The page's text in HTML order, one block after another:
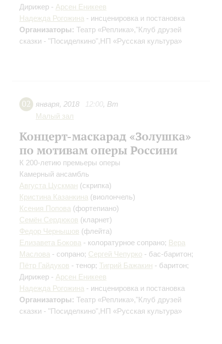
Дирижер - Арсен Еникеев
Надежда Рогожина - инсценировка и постановка
Организаторы: Театр «Реплика»,"Клуб друзей
сказки - "Посиделкино",НП «Русская культура»
02 января, 2018 12:00, Вт
Малый зал
Концерт-маскарад «Золушка»
по мотивам оперы Россини
К 200-летию премьеры оперы
Камерный ансамбль
Августа Цускман (скрипка)
Кристина Казанкина (виолончель)
Ксения Попова (фортепиано)
Семён Сердюков (кларнет)
Федор Чернышов (флейта)
Елизавета Бокова - колоратурное сопрано; Вера
Маслова - сопрано; Сергей Чепурко - бас-баритон;
Пётр Гайдуков - тенор; Тигрий Бажакин - баритон;
Дирижер - Арсен Еникеев
Надежда Рогожина - инсценировка и постановка
Организаторы: Театр «Реплика»,"Клуб друзей
сказки - "Посиделкино",НП «Русская культура»